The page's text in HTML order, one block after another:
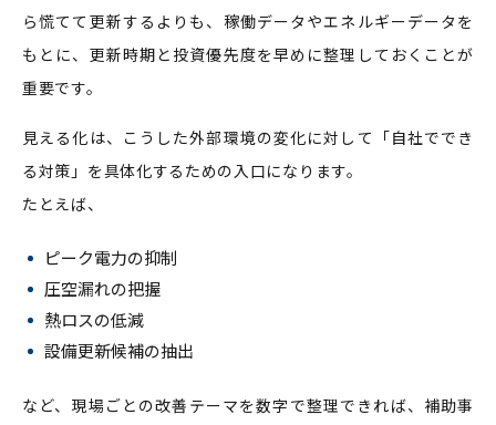
ら慌てて更新するよりも、稼働データやエネルギーデータを
もとに、更新時期と投資優先度を早めに整理しておくことが
重要です。
見える化は、こうした外部環境の変化に対して「自社ででき
る対策」を具体化するための入口になります。
たとえば、
ピーク電力の抑制
圧空漏れの把握
熱ロスの低減
設備更新候補の抽出
など、現場ごとの改善テーマを数字で整理できれば、補助事